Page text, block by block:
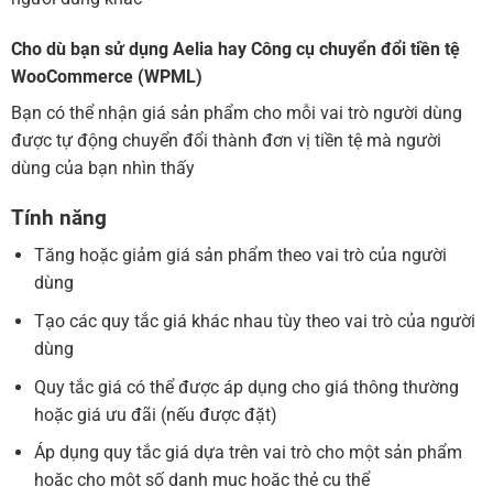
Cho dù bạn sử dụng Aelia hay Công cụ chuyển đổi tiền tệ
WooCommerce (WPML)
Bạn có thể nhận giá sản phẩm cho mỗi vai trò người dùng
được tự động chuyển đổi thành đơn vị tiền tệ mà người
dùng của bạn nhìn thấy
Tính năng
Tăng hoặc giảm giá sản phẩm theo vai trò của người
dùng
Tạo các quy tắc giá khác nhau tùy theo vai trò của người
dùng
Quy tắc giá có thể được áp dụng cho giá thông thường
hoặc giá ưu đãi (nếu được đặt)
Áp dụng quy tắc giá dựa trên vai trò cho một sản phẩm
hoặc cho một số danh mục hoặc thẻ cụ thể